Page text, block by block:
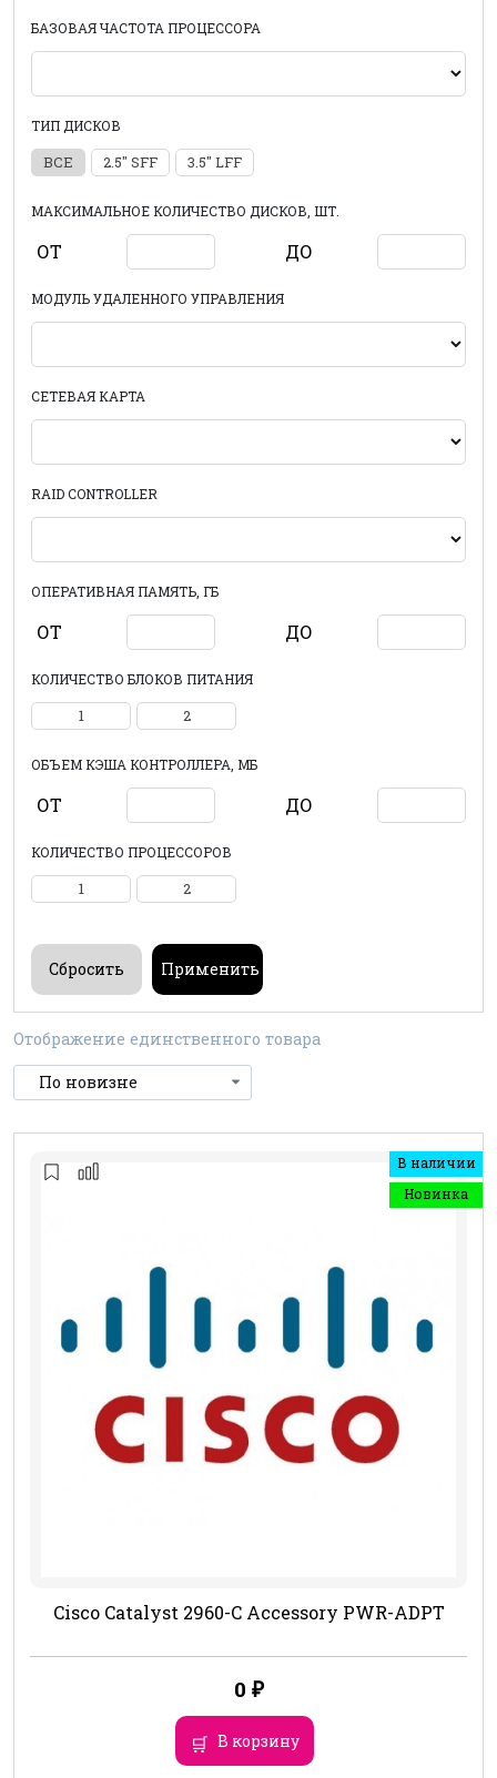
БАЗОВАЯ ЧАСТОТА ПРОЦЕССОРА
ТИП ДИСКОВ
ВСЕ 2.5" SFF 3.5" LFF
МАКСИМАЛЬНОЕ КОЛИЧЕСТВО ДИСКОВ, ШТ.
ОТ ДО
МОДУЛЬ УДАЛЕННОГО УПРАВЛЕНИЯ
СЕТЕВАЯ КАРТА
RAID CONTROLLER
ОПЕРАТИВНАЯ ПАМЯТЬ, ГБ
ОТ ДО
КОЛИЧЕСТВО БЛОКОВ ПИТАНИЯ
1 2
ОБЪЕМ КЭША КОНТРОЛЛЕРА, МБ
ОТ ДО
КОЛИЧЕСТВО ПРОЦЕССОРОВ
1 2
Отображение единственного товара
В наличии
Новинка
Cisco Catalyst 2960-C Accessory PWR-ADPT
0 ₽
В корзину